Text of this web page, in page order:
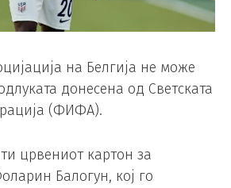
на Белгија не може
донесена од Светската
(ФИФА).
црвениот картон за
Балогун, кој го